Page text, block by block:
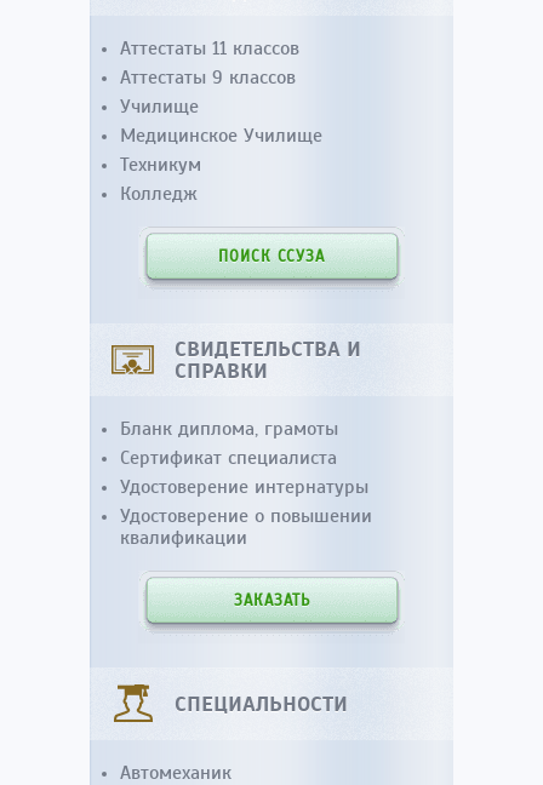
Аттестаты 11 классов
Аттестаты 9 классов
Училище
Медицинское Училище
Техникум
Колледж
ПОИСК ССУЗА
СВИДЕТЕЛЬСТВА И
СПРАВКИ
Бланк диплома, грамоты
Сертификат специалиста
Удостоверение интернатуры
Удостоверение о повышении
квалификации
ЗАКАЗАТЬ
СПЕЦИАЛЬНОСТИ
Автомеханик